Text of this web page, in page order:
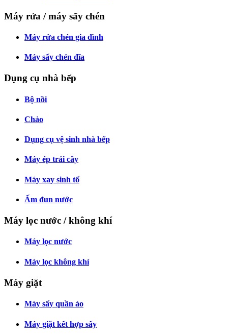
Máy rửa / máy sấy chén
Máy rửa chén gia đình
Máy sấy chén đĩa
Dụng cụ nhà bếp
Bộ nồi
Chảo
Dụng cụ vệ sinh nhà bếp
Máy ép trái cây
Máy xay sinh tố
Ấm đun nước
Máy lọc nước / không khí
Máy lọc nước
Máy lọc không khí
Máy giặt
Máy sấy quần áo
Máy giặt kết hợp sấy